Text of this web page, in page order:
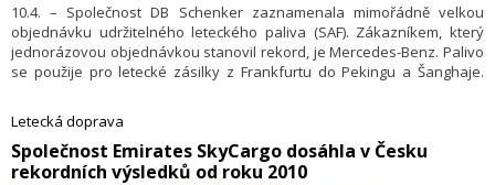
10.4. – Společnost DB Schenker zaznamenala mimořádně velkou
objednávku udržitelného leteckého paliva (SAF). Zákazníkem, který
jednorázovou objednávkou stanovil rekord, je Mercedes-Benz. Palivo
se použije pro letecké zásilky z Frankfurtu do Pekingu a Šanghaje.
automobilky o 40 000 tun.
Letecká doprava
​Společnost Emirates SkyCargo dosáhla v Česku
rekordních výsledků od roku 2010